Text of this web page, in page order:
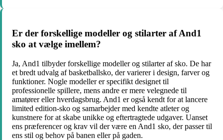
Er der forskellige modeller og stilarter af And1
sko at vælge imellem?
Ja, And1 tilbyder forskellige modeller og stilarter af sko. De har
et bredt udvalg af basketballsko, der varierer i design, farver og
funktioner. Nogle modeller er specifikt designet til
professionelle spillere, mens andre er mere velegnede til
amatører eller hverdagsbrug. And1 er også kendt for at lancere
limited edition-sko og samarbejder med kendte atleter og
kunstnere for at skabe unikke og eftertragtede udgaver. Uanset
ens præferencer og krav vil der være en And1 sko, der passer til
ens stil og behov på banen eller på gaden.